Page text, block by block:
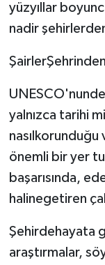
yüzyıllar
nadir
yalnızca tarihi
nasılkorunduğu
önemli bir yer
başarısında,
halinegetiren
Şehirdehayata
araştırmalar,